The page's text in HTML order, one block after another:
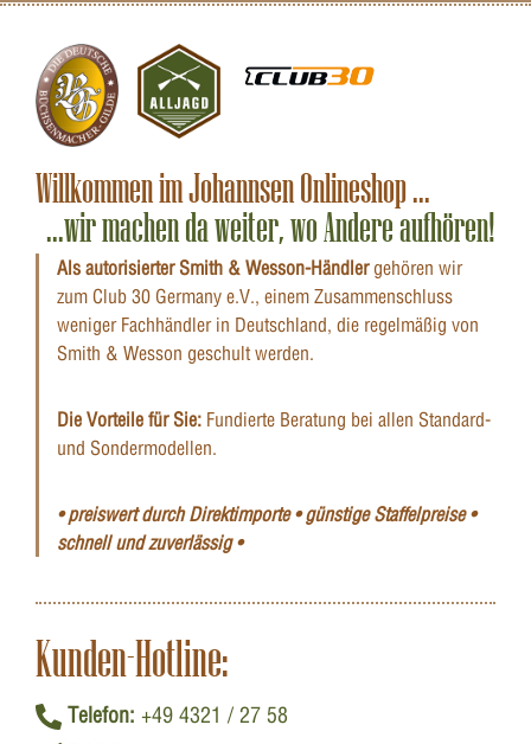
Willkommen im Johannsen Onlineshop ...
...wir machen da weiter, wo Andere aufhören!
Als autorisierter Smith & Wesson-Händlergehören wir
zum Club 30 Germany e.V., einem Zusammenschluss
weniger Fachhändler in Deutschland, die regelmäßig von
Smith & Wesson geschult werden.
Die Vorteile für Sie: Fundierte Beratung bei allen Standard-
und Sondermodellen.
• preiswert durch Direktimporte • günstige Staffelpreise •
schnell und zuverlässig •
Kunden-Hotline:
Telefon: +49 4321 / 27 58